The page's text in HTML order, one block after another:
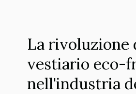
La rivoluzione
vestiario eco-
nell'industria